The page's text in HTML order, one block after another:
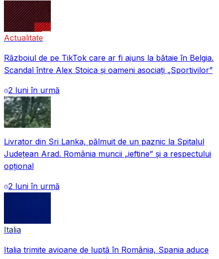
Actualitate
Războiul de pe TikTok care ar fi ajuns la bătaie în Belgia.
Scandal între Alex Stoica și oameni asociați „Sportivilor”
2 luni în urmă
Livrator din Sri Lanka, pălmuit de un paznic la Spitalul
Județean Arad. România muncii „ieftine” și a respectului
opțional
2 luni în urmă
Italia
Italia trimite avioane de luptă în România, Spania aduce